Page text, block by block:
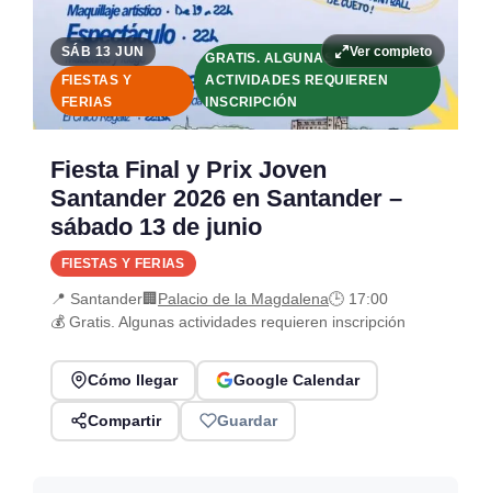
Ver completo
SÁB 13 JUN
FIESTAS Y
FERIAS
GRATIS. ALGUNAS
ACTIVIDADES REQUIEREN
INSCRIPCIÓN
Fiesta Final y Prix Joven
Santander 2026 en Santander –
sábado 13 de junio
FIESTAS Y FERIAS
📍 Santander🏢 Palacio de la Magdalena🕒 17:00
💰 Gratis. Algunas actividades requieren inscripción
Cómo llegar Google Calendar
Compartir Guardar